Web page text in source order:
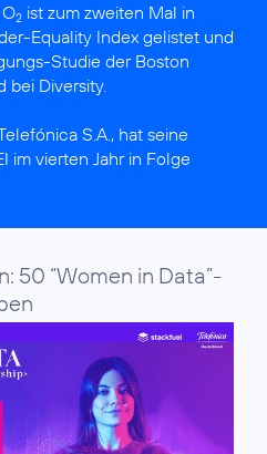
2 ist zum zweiten Mal in
Equality Index gelistet und
Studie der Boston
bei Diversity.
S.A., hat seine
im vierten Jahr in Folge
50 “Women in Data”-